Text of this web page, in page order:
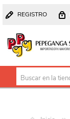
REGISTRO